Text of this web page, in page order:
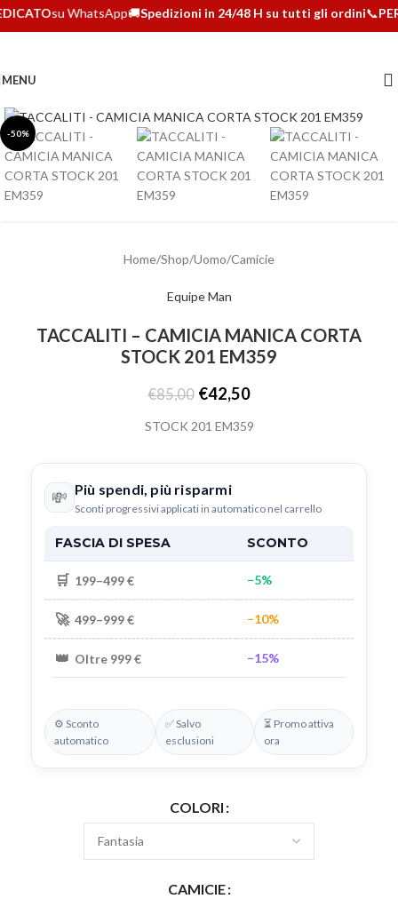
su WhatsApp🚚Spedizioni in 24/48 H su tutti gli ordini📞
MENU
-50%
Home/Shop/Uomo/Camicie
Equipe Man
TACCALITI – CAMICIA MANICA CORTA
STOCK 201 EM359
€85,00 €42,50
STOCK 201 EM359
💸 Più spendi, più risparmi
Sconti progressivi applicati in automatico nel carrello
FASCIA DI SPESA SCONTO
🛒 199–499 € −5%
🚀 499–999 € −10%
👑 Oltre 999 € −15%
⚙️ Sconto
automatico
✅ Salvo
esclusioni
⏳ Promo attiva
ora
COLORI
CAMICIE